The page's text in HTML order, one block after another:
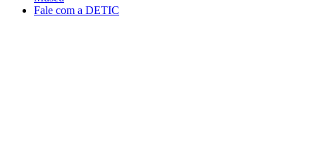
Fale com a DETIC